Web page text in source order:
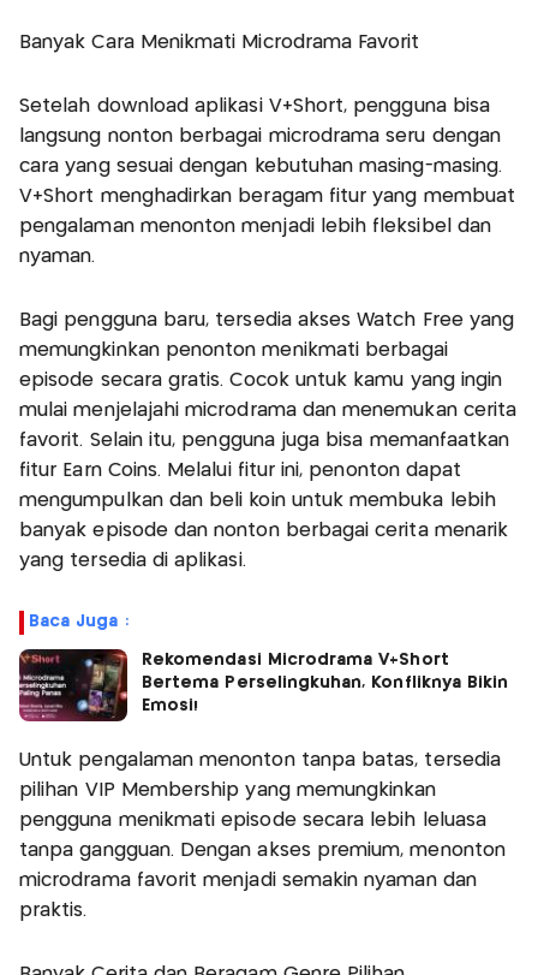
Banyak Cara Menikmati Microdrama Favorit
Setelah download aplikasi V+Short, pengguna bisa
langsung nonton berbagai microdrama seru dengan
cara yang sesuai dengan kebutuhan masing-masing.
V+Short menghadirkan beragam fitur yang membuat
pengalaman menonton menjadi lebih fleksibel dan
nyaman.
Bagi pengguna baru, tersedia akses Watch Free yang
memungkinkan penonton menikmati berbagai
episode secara gratis. Cocok untuk kamu yang ingin
mulai menjelajahi microdrama dan menemukan cerita
favorit. Selain itu, pengguna juga bisa memanfaatkan
fitur Earn Coins. Melalui fitur ini, penonton dapat
mengumpulkan dan beli koin untuk membuka lebih
banyak episode dan nonton berbagai cerita menarik
yang tersedia di aplikasi.
Baca Juga :
Rekomendasi Microdrama V+Short
Bertema Perselingkuhan, Konfliknya Bikin
Emosi!
Untuk pengalaman menonton tanpa batas, tersedia
pilihan VIP Membership yang memungkinkan
pengguna menikmati episode secara lebih leluasa
tanpa gangguan. Dengan akses premium, menonton
microdrama favorit menjadi semakin nyaman dan
praktis.